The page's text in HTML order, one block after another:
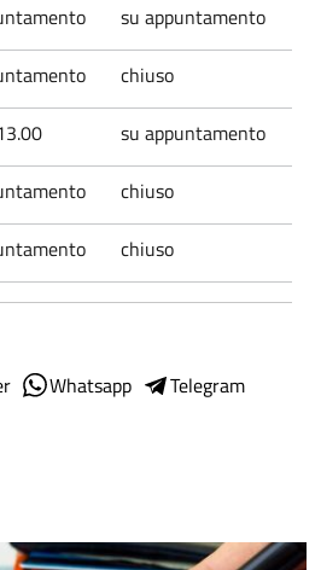
su appuntamento
chiuso
su appuntamento
chiuso
chiuso
Whatsapp
Telegram